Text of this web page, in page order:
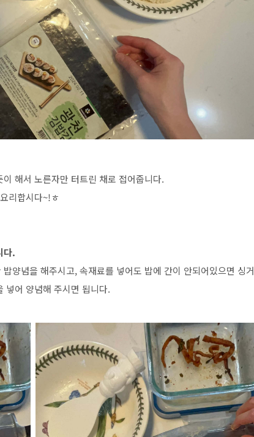
해서 노른자만 터트린 채로 접어줍니다.
리합시다~!ㅎ
다.
양념을 해주시고, 속재료를 넣어도 밥에 간이 안되어있으면 싱거
넣어 양념해 주시면 됩니다.